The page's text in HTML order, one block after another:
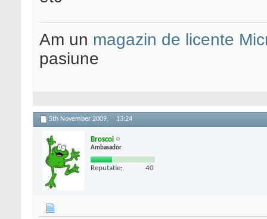
Am un magazin de licente
pasiune
5th November 2009, 13:24
Broscoi
Ambasador
Reputatie: 40